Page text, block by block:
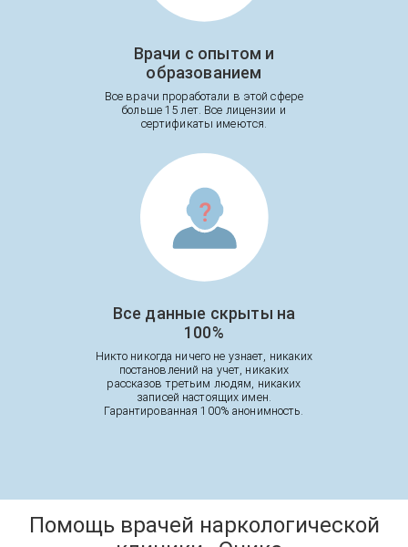
Врачи с опытом и
образованием
Все врачи проработали в этой сфере
больше 15 лет. Все лицензии и
сертификаты имеются.
Все данные скрыты на
100%
Никто никогда ничего не узнает, никаких
постановлений на учет, никаких
рассказов третьим людям, никаких
записей настоящих имен.
Гарантированная 100% анонимность.
Помощь врачей наркологической